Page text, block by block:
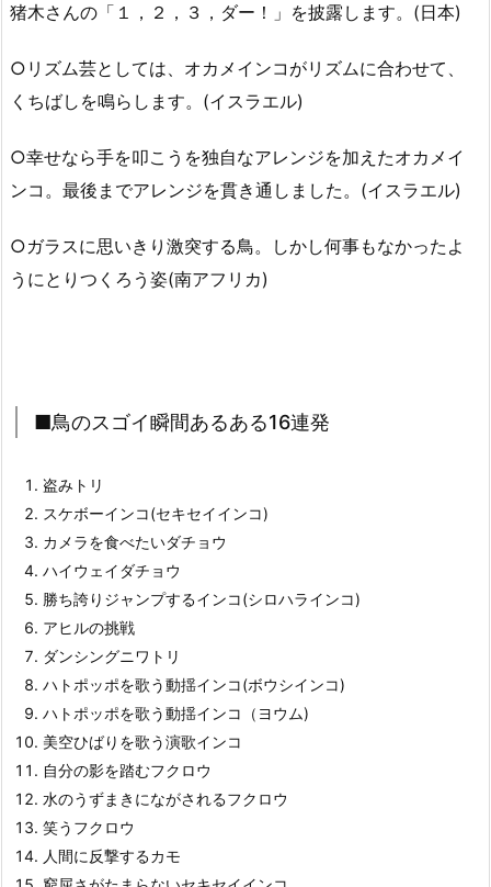
猪木さんの「１，２，３，ダー！」を披露します。(日本)
○リズム芸としては、オカメインコがリズムに合わせて、
くちばしを鳴らします。(イスラエル)
○幸せなら手を叩こうを独自なアレンジを加えたオカメイ
ンコ。最後までアレンジを貫き通しました。(イスラエル)
○ガラスに思いきり激突する鳥。しかし何事もなかったよ
うにとりつくろう姿(南アフリカ)
■鳥のスゴイ瞬間あるある16連発
盗みトリ
スケボーインコ(セキセイインコ)
カメラを食べたいダチョウ
ハイウェイダチョウ
勝ち誇りジャンプするインコ(シロハラインコ)
アヒルの挑戦
ダンシングニワトリ
ハトポッポを歌う動揺インコ(ボウシインコ)
ハトポッポを歌う動揺インコ（ヨウム)
美空ひばりを歌う演歌インコ
自分の影を踏むフクロウ
水のうずまきにながされるフクロウ
笑うフクロウ
人間に反撃するカモ